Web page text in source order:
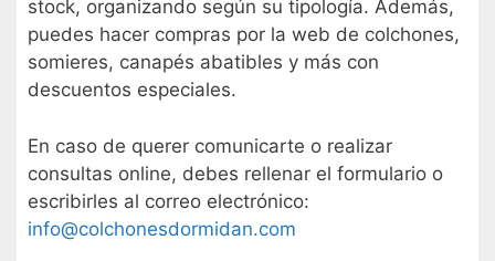
stock, organizando según su tipología. Además,
puedes hacer compras por la web de colchones,
somieres, canapés abatibles y más con
descuentos especiales.
En caso de querer comunicarte o realizar
consultas online, debes rellenar el formulario o
escribirles al correo electrónico:
info@colchonesdormidan.com